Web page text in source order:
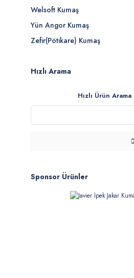
Welsoft Kumaş
Yün Angor Kumaş
Zefir(Pötikare) Kumaş
Hızlı Arama
Hızlı Ürün Arama
Sponsor Ürünler